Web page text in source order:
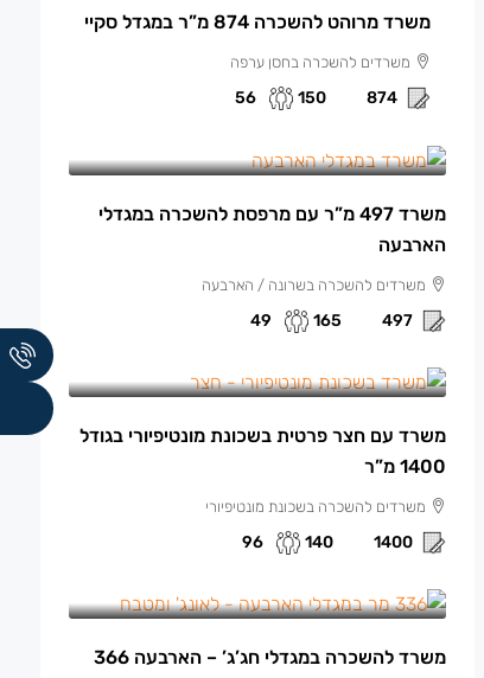
משרד מרוהט להשכרה 874 מ”ר במגדל סקיי
משרדים להשכרה בחסן ערפה
874
150
56
משרד 497 מ”ר עם מרפסת להשכרה במגדלי
הארבעה
משרדים להשכרה בשרונה / הארבעה
497
165
49
משרד עם חצר פרטית בשכונת מונטיפיורי בגודל
1400 מ”ר
משרדים להשכרה בשכונת מונטיפיורי
1400
140
96
משרד להשכרה במגדלי חג’ג’ – הארבעה 366